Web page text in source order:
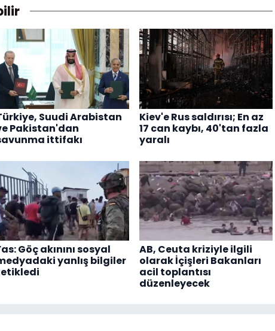
Suudi Arabistan
Pakistan'dan
ittifakı
Kiev'e Rus saldırısı; En az
17 can kaybı, 40'tan fazla
yaralı
Göç akınını sosyal
yanlış bilgiler
AB, Ceuta kriziyle ilgili
olarak İçişleri Bakanları
acil toplantısı
düzenleyecek